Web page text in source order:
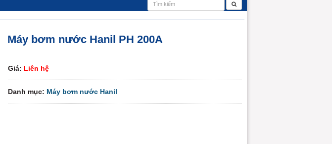
Máy bơm nước Hanil PH 200A
Giá: Liên hệ
Danh mục: Máy bơm nước Hanil